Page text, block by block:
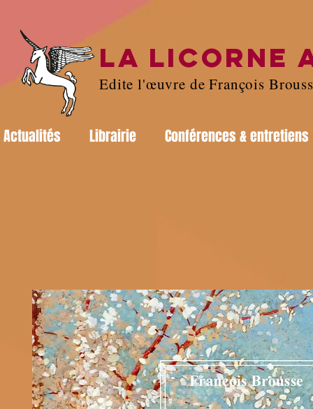
Actualités Librairie Conférences & entretiens
LA LICORNE
Edite l'œuvre de François